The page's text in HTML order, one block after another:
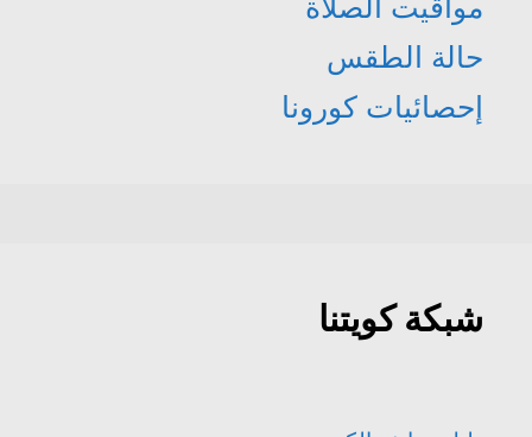
مواقيت الصلاة
حالة الطقس
إحصائيات كورونا
شبكة كويتنا